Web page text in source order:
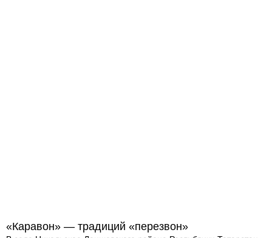
«Каравон» — традиций «перезвон»